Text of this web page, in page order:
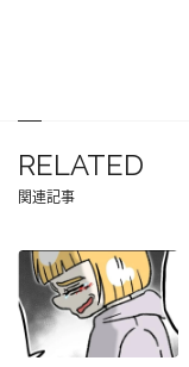
RELATED
関連記事